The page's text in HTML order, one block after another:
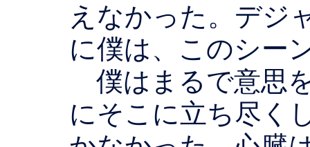
えなかった。デジ
に僕は、このシー
僕はまるで意思
にそこに立ち尽く